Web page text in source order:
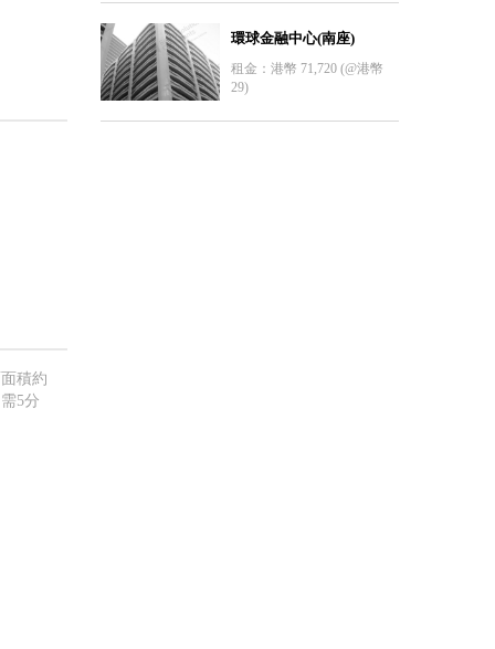
積約
5分
環球金融中心(南座)
租金：港幣 71,720 (@港幣
29)